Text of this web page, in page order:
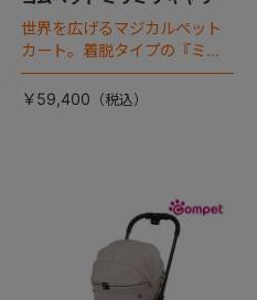
世界を広げるマジカルペット
カート。着脱タイプの『ミリ
ミリEG』 がフルモデルチェン
ジ 。新機能「マジカルフォー
￥59,400